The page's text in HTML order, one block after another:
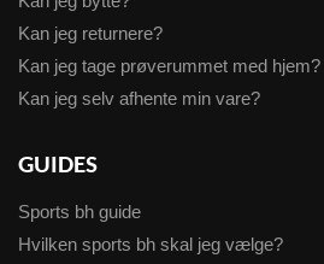
Kan jeg returnere?
Kan jeg tage prøverummet med hjem?
Kan jeg selv afhente min vare?
GUIDES
Sports bh guide
Hvilken sports bh skal jeg vælge?